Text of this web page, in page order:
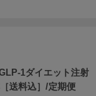
1ダイエット注射
送料込］/定期便